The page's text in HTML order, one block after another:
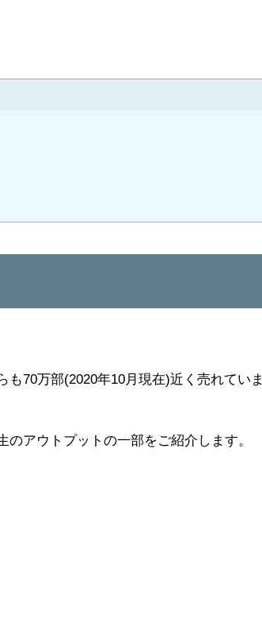
も70万部(2020年10月現在)近く売れていま
のアウトプットの一部をご紹介します。